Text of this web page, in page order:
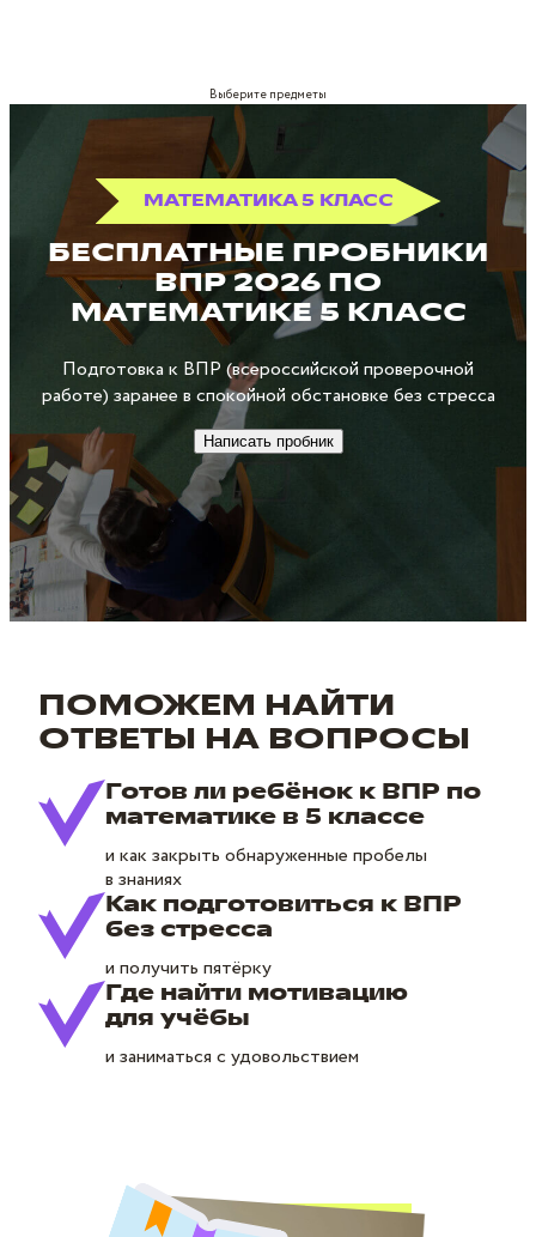
Выберите предметы
МАТЕМАТИКА 5 КЛАСС
БЕСПЛАТНЫЕ ПРОБНИКИ
ВПР 2026 ПО
МАТЕМАТИКЕ 5 КЛАСС
Подготовка к ВПР (всероссийской проверочной
работе) заранее в спокойной обстановке без стресса
Написать пробник
ПОМОЖЕМ НАЙТИ
ОТВЕТЫ НА ВОПРОСЫ
Готов ли ребёнок к ВПР по
математике в 5 классе
и как закрыть обнаруженные пробелы
в знаниях
Как подготовиться к ВПР
без стресса
и получить пятёрку
Где найти мотивацию
для учёбы
и заниматься с удовольствием